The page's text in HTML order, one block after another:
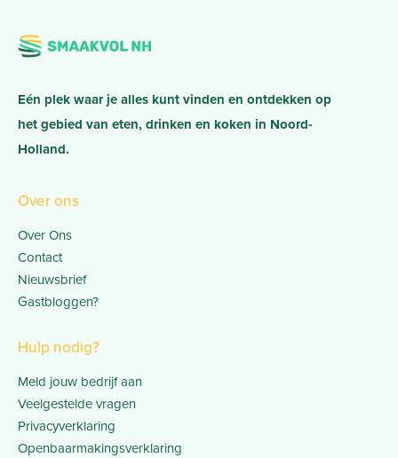
Eén plek waar je alles kunt vinden en ontdekken op
het gebied van eten, drinken en koken in Noord-
Holland.
Over ons
Over Ons
Contact
Nieuwsbrief
Gastbloggen?
Hulp nodig?
Meld jouw bedrijf aan
Veelgestelde vragen
Privacyverklaring
Openbaarmakingsverklaring